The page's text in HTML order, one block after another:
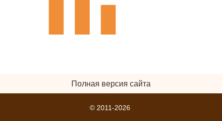
Полная версия сайта
© 2011-2026